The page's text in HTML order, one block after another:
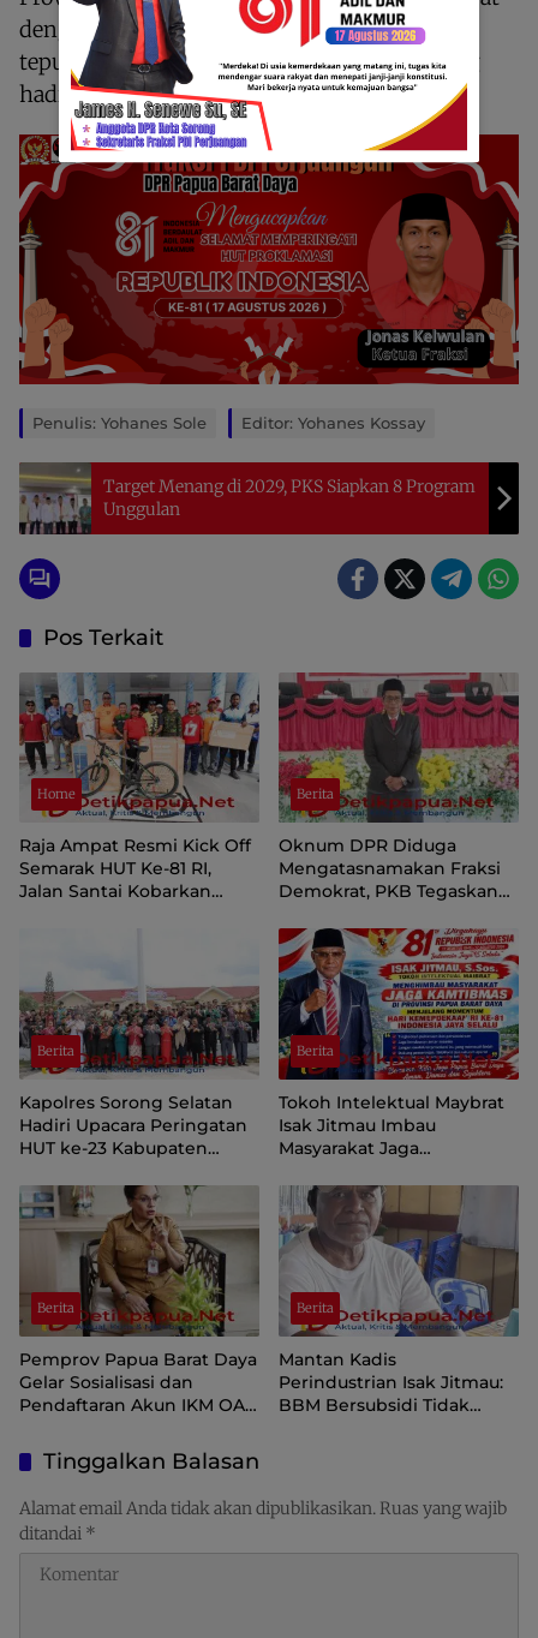
dengan semangat berapi-api yang disambut
tepuk tangan meriah dari seluruh kader yang
hadir.
Penulis: Yohanes Sole Editor: Yohanes Kossay
Target Menang di 2029, PKS Siapkan 8 Program
Unggulan
Pos Terkait
Home
Raja Ampat Resmi Kick Off
Semarak HUT Ke-81 RI,
Jalan Santai Kobarkan
Berita
Oknum DPR Diduga
Mengatasnamakan Fraksi
Demokrat, PKB Tegaskan
Papua Pegunungan
Berita
Kapolres Sorong Selatan
Hadiri Upacara Peringatan
HUT ke-23 Kabupaten
Berita
Tokoh Intelektual Maybrat
Isak Jitmau Imbau
Masyarakat Jaga
81 Kemerdekaan RI
Berita
Pemprov Papua Barat Daya
Gelar Sosialisasi dan
Pendaftaran Akun IKM OAP
Berita
Mantan Kadis
Perindustrian Isak Jitmau:
BBM Bersubsidi Tidak
Tinggalkan Balasan
Alamat email Anda tidak akan dipublikasikan.Ruas yang wajib
ditandai *